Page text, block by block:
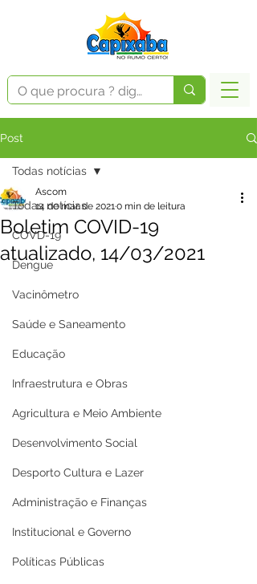
Post
Todas notícias
COVD-19
Dengue
Vacinômetro
Saúde e Saneamento
Educação
Infraestrutura e Obras
Agricultura e Meio Ambiente
Desenvolvimento Social
Desporto Cultura e Lazer
Administração e Finanças
Institucional e Governo
Políticas Públicas
Todas notícias
Boletim COVID-19
atualizado, 14/03/2021
Ascom
14 de mar. de 20210 min de leitura